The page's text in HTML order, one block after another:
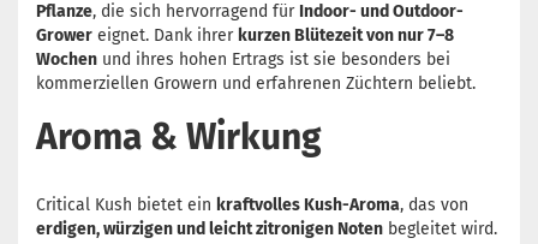
Pflanze, die sich hervorragend für Indoor- und Outdoor-
Grower eignet. Dank ihrer kurzen Blütezeit von nur 7–8
Wochen und ihres hohen Ertrags ist sie besonders bei
kommerziellen Growern und erfahrenen Züchtern beliebt.
Aroma & Wirkung
Critical Kush bietet ein kraftvolles Kush-Aroma, das von
erdigen, würzigen und leicht zitronigen Noten begleitet wird.